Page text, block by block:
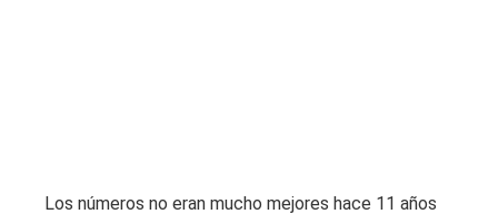
Los números no eran mucho mejores hace 11 años